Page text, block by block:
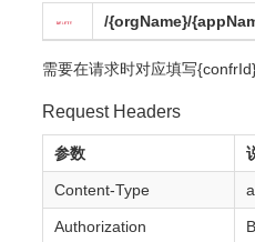
/{orgName}/
需要在请求时对应填写
Request Headers
参数
Content-Type
Authorization